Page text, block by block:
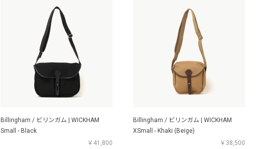
Billingham / ビリンガム | WICKHAM
Small - Black
￥41,800
Billingham / ビリンガム | WICKHAM
XSmall - Khaki (Beige)
￥38,500